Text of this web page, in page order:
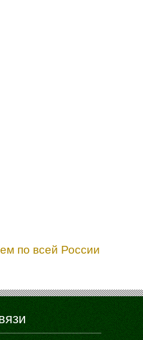
по всей России